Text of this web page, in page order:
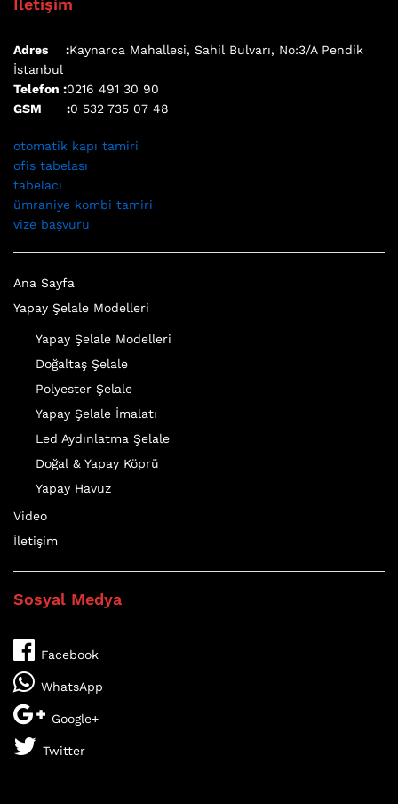
İletişim
Adres :Kaynarca Mahallesi, Sahil Bulvarı, No:3/A Pendik
İstanbul
Telefon :0216 491 30 90
GSM :0 532 735 07 48
otomatik kapı tamiri
ofis tabelası
tabelacı
ümraniye kombi tamiri
vize başvuru
Ana Sayfa
Yapay Şelale Modelleri
Yapay Şelale Modelleri
Doğaltaş Şelale
Polyester Şelale
Yapay Şelale İmalatı
Led Aydınlatma Şelale
Doğal & Yapay Köprü
Yapay Havuz
Video
İletişim
Sosyal Medya
Facebook
WhatsApp
Google+
Twitter